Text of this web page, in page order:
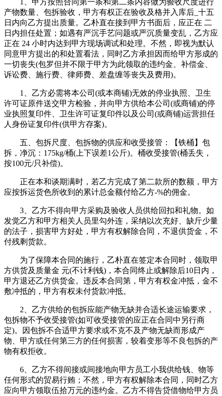
1、甲方按照合同第一条和第二条内容做为验收尺度进行
产物数量、包拆验收，甲方有权正在验收及格并入库后_十五
日内向乙方提出质量。乙朴直在接到甲方书面后，应正在 二
日内担任处置；如遇有严沉手艺问题或严沉质量变乱，乙方应
正在 24 小时内达到甲方现场调试和处理。不然，即视为默认
同意甲方提出的和处置看法，同时乙方承担因而给甲方形成的
一切丧失(包罗但并不限于甲方为此领取的违约金、补偿金、
诉讼费、施行费、律师费、差盘缠等丧失及费用)。
1、乙方必需将本公司(或本商铺)无效的停业执照、卫生
许可证原件送交甲方检验，并向甲方供给本公司(或商铺)的停
业执照复印件、卫生许可证复印件以及公司(或商铺)运营担任
人身份证复印件(供甲方存案)。
五、包拆尺度、包拆物的供应和收受接管：【铁桶】包
拆，净沉：175kg/桶(上下误差1公斤)。桶收受接管(桶丢失，
按100元/只补偿)。
正在本和谈期满时，若乙方完成了第二款所的数额，甲方
应按拆运货色所收到的累计总金额付给乙方-%的佣金。
3、乙方不得向甲方采购及验收人员供给回扣和礼物。如
发觉乙方和甲方相关人员里勾外连，采纳以次充好、缺斤少量
的法子，损害甲方好处，甲方有权解除合同，不退供货金，不
付残剩货款。
为了保障本合同的施行，乙朴直在签定本合同时，领取甲
方供货及质量金 元(不计利钱)，本合同终止或解除后10日内，
甲方退还乙方供货金。违反本合同第，甲方有权金冲抵，金不
敷冲抵的，甲方有权未付货款冲抵。
2、乙方供给的包拆应能产物无缺并合适长途运输要求，
包拆物不予收受接管(如可收受接管的应正在合同中另行商
定)。因包拆不合适甲方要求或不克不及产物无缺而形成产
物、甲方或任何第三方的任何损害，较着变形等不良包拆的产
物有权拒收。
6、乙方不得间接或间接地向甲方员工小我供给钱、物等
任何形式的贸易行贿；不然，甲方有权解除本合同，同时乙方
应向甲方领取伍拾万元的违约金。乙方不得告贷借物给甲方员